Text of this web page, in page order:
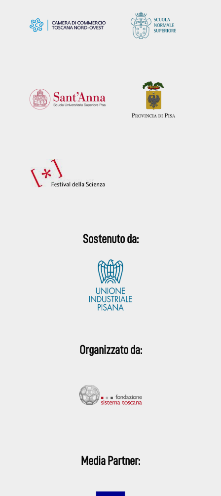
Sostenuto da:
Organizzato da:
Media Partner: